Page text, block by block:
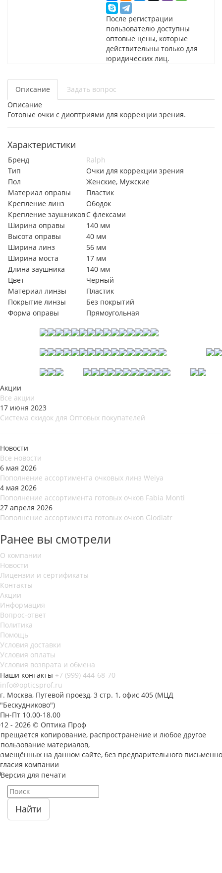
После регистрации
пользователю доступны
оптовые цены, которые
действительны только для
юридических лиц.
Описание
Задать вопрос
Описание
Готовые очки с диоптриями для коррекции зрения.
Характеристики
Бренд
Ralph
Тип
Очки для коррекции зрения
Пол
Женские, Мужские
Материал оправы
Пластик
Крепление линз
Ободок
Крепление заушниковС флексами
Ширина оправы
140 мм
Высота оправы
40 мм
Ширина линз
56 мм
Ширина моста
17 мм
Длина заушника
140 мм
Цвет
Черный
Материал линзы
Пластик
Покрытие линзы
Без покрытий
Форма оправы
Прямоугольная
Акции
Все акции
17 июня 2023
Система скидок для Оптовых покупателей
Новости
Все новости
6 мая 2026
Пополнение ассортимента очковых линз Weiya
4 мая 2026
Пополнение ассортимента готовых очков Fabia Monti
27 апреля 2026
Пополнение ассортимента готовых очков Glodiatr
Ранее вы смотрели
О компании
Новости
Лицензии и сертификаты
Контакты
Акции
Информация
Вопрос-ответ
Политика
Помощь
Условия доставки
Условия оплаты
Условия возврата и обмена
Наши контакты +7 (999) 444-68-70
info@opticsprof.ru
г. Москва, Путевой проезд, 3 стр. 1, офис 405 (МЦД
"Бескудниково")
Пн-Пт 10.00-18.00
- 2026 © Оптика Проф
копирование, распространение и любое другое
материалов,
на данном сайте, без предварительного
компании
Версия для печати
Найти